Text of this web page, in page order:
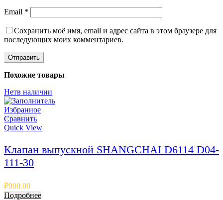
Email *
Сохранить моё имя, email и адрес сайта в этом браузере для
последующих моих комментариев.
Похожие товары
Нетв наличии
Избранное
Сравнить
Quick View
Клапан выпускной SHANGCHAI D6114 D04-
111-30
₽900.00
Подробнее